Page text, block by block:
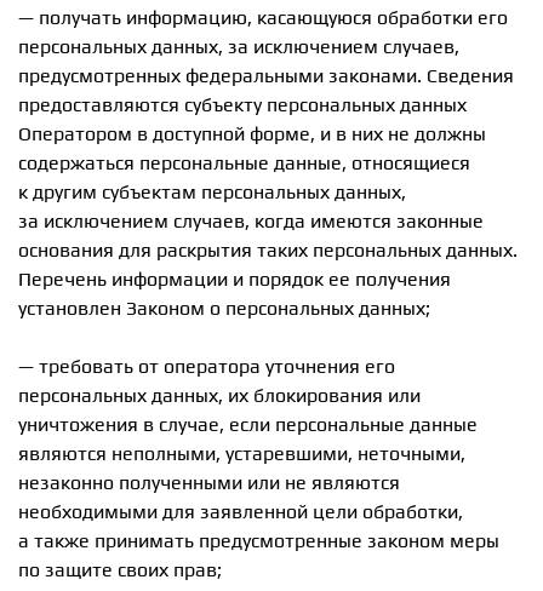
— получать информацию, касающуюся обработки его
персональных данных, за исключением случаев,
предусмотренных федеральными законами. Сведения
предоставляются субъекту персональных данных
Оператором в доступной форме, и в них не должны
содержаться персональные данные, относящиеся
к другим субъектам персональных данных,
за исключением случаев, когда имеются законные
основания для раскрытия таких персональных данных.
Перечень информации и порядок ее получения
установлен Законом о персональных данных;
— требовать от оператора уточнения его
персональных данных, их блокирования или
уничтожения в случае, если персональные данные
являются неполными, устаревшими, неточными,
незаконно полученными или не являются
необходимыми для заявленной цели обработки,
а также принимать предусмотренные законом меры
по защите своих прав;